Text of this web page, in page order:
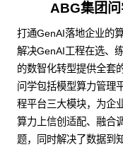
ABG集团
打通GenAI落地企业的
解决GenAI工程在选、
的数智化转型提供全套
问学包括模型算力管理
程平台三大模块，为企
算力上信创适配、融合
题，同时解决了数据到